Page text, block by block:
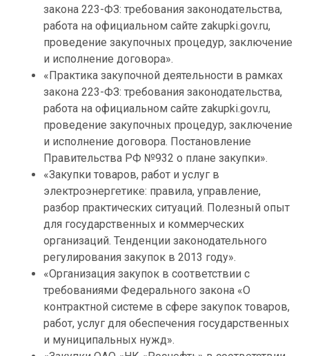
закона 223-ФЗ: требования законодательства,
работа на официальном сайте zakupki.gov.ru,
проведение закупочных процедур, заключение
и исполнение договора».
«Практика закупочной деятельности в рамках
закона 223-ФЗ: требования законодательства,
работа на официальном сайте zakupki.gov.ru,
проведение закупочных процедур, заключение
и исполнение договора. Постановление
Правительства РФ №932 о плане закупки».
«Закупки товаров, работ и услуг в
электроэнергетике: правила, управление,
разбор практических ситуаций. Полезный опыт
для государственных и коммерческих
организаций. Тенденции законодательного
регулирования закупок в 2013 году».
«Организация закупок в соответствии с
требованиями Федерального закона «О
контрактной системе в сфере закупок товаров,
работ, услуг для обеспечения государственных
и муниципальных нужд».